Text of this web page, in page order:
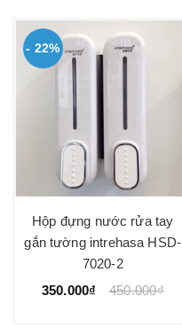
- 22%
Hộp đựng nước rửa tay
gắn tường intrehasa HSD-
7020-2
350.000₫
450.000₫